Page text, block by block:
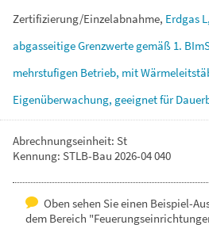
Zertifizierung/Einzelabnahme, Erdgas L,
abgasseitigeGrenzwerte gemäß 1.
mehrstufigen Betrieb, mit
Eigenüberwachung, geeignetfür
Abrechnungseinheit: St
Kennung: STLB-Bau 2026-04 040
Oben sehen Sie einen Beispiel-
dem Bereich